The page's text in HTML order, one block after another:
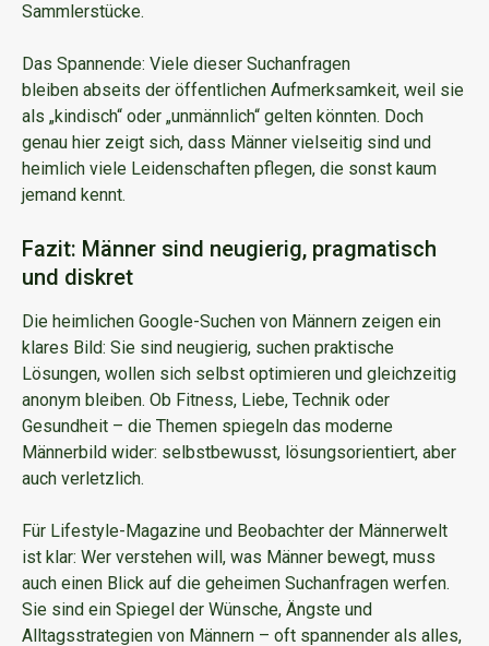
Sammlerstücke.
Das Spannende: Viele dieser Suchanfragen
bleiben abseits der öffentlichen Aufmerksamkeit, weil sie
als „kindisch“ oder „unmännlich“ gelten könnten. Doch
genau hier zeigt sich, dass Männer vielseitig sind und
heimlich viele Leidenschaften pflegen, die sonst kaum
jemand kennt.
Fazit: Männer sind neugierig, pragmatisch
und diskret
Die heimlichen Google-Suchen von Männern zeigen ein
klares Bild: Sie sind neugierig, suchen praktische
Lösungen, wollen sich selbst optimieren und gleichzeitig
anonym bleiben. Ob Fitness, Liebe, Technik oder
Gesundheit – die Themen spiegeln das moderne
Männerbild wider: selbstbewusst, lösungsorientiert, aber
auch verletzlich.
Für Lifestyle-Magazine und Beobachter der Männerwelt
ist klar: Wer verstehen will, was Männer bewegt, muss
auch einen Blick auf die geheimen Suchanfragen werfen.
Sie sind ein Spiegel der Wünsche, Ängste und
Alltagsstrategien von Männern – oft spannender als alles,